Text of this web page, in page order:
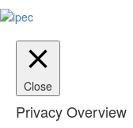
Close
Privacy Overview